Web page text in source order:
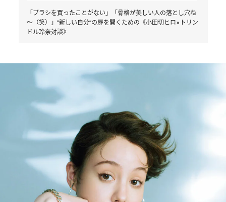
「ブラシを買ったことがない」「骨格が美しい人の落とし穴ね
～（笑）」“新しい自分”の扉を開くための《小田切ヒロ×トリン
ドル玲奈対談》